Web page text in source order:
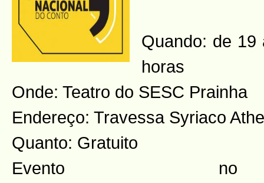
Quando: de
horas
Onde: Teatro do SESC Prainha
Endereço: Travessa Syriaco
Quanto: Gratuito
Evento